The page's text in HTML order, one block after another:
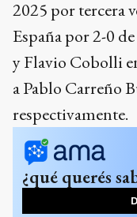
2025 por tercera
España por 2-0
y Flavio Cobolli
a Pablo Carreño
respectivamente.
¿qué querés